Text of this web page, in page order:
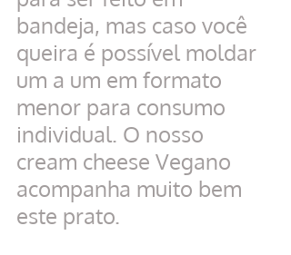
bandeja, mas caso você
queira é possível moldar
um a um em formato
menor para consumo
individual. O nosso
cream cheese Vegano
acompanha muito bem
este prato.